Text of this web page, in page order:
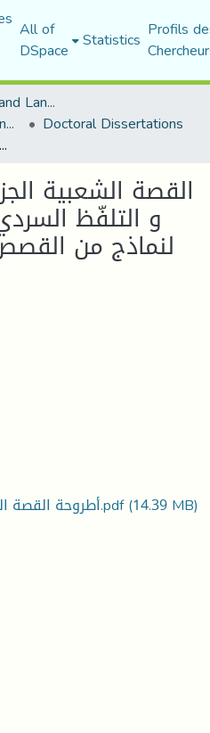
All of
DSpace Statistics Profils
Faculty of Letters and Languages
Department of Arabic Language and Literature Doctoral Dissertations
القصة الشعبية الجزائرية بين الملفوظ و التلفّظ السردي مقاربة سيميائية لنماذج من القصص الشعبي بالشرق الجزائري
القصة الشعبية
و التلفّظ
لنماذج من
أطروحة القصة الشعبية بين الملفوظ و التلفظ.pdf(14.39 MB)